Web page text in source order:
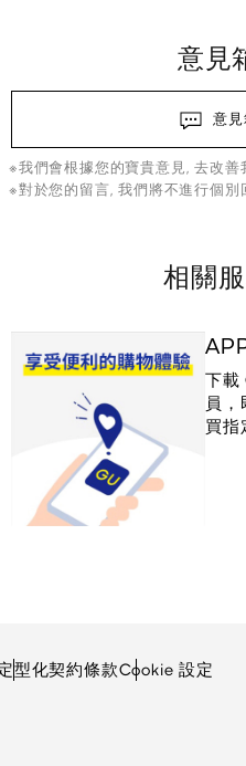
意見
意見
※我們會根據您的寶貴意見, 去改善
※對於您的留言, 我們將不進行個別
相關
下載
員
買指
型化契約條款Cookie 設定